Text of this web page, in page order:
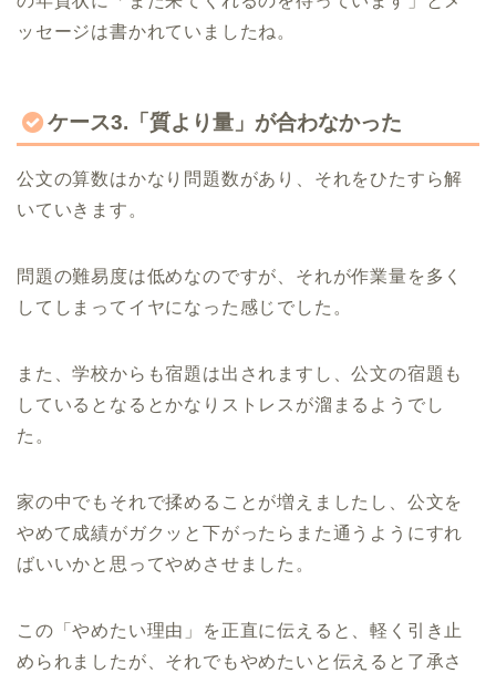
ッセージは書かれていましたね。
ケース3.「質より量」が合わなかった
公文の算数はかなり問題数があり、それをひたすら解
いていきます。
問題の難易度は低めなのですが、それが作業量を多く
してしまってイヤになった感じでした。
また、学校からも宿題は出されますし、公文の宿題も
しているとなるとかなりストレスが溜まるようでし
た。
家の中でもそれで揉めることが増えましたし、公文を
やめて成績がガクッと下がったらまた通うようにすれ
ばいいかと思ってやめさせました。
この「やめたい理由」を正直に伝えると、軽く引き止
められましたが、それでもやめたいと伝えると了承さ